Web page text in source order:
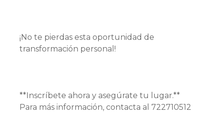
¡No te pierdas esta oportunidad de
transformación personal!
**Inscríbete ahora y asegúrate tu lugar.**
Para más información, contacta al 722710512